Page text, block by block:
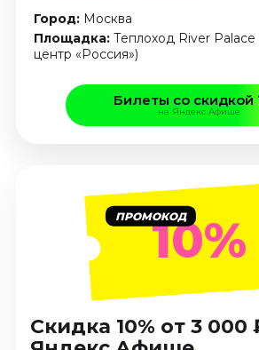
Сентябрь 2026
Октябрь 2026
Ноябрь 2026
Декабрь 2026
Выставки
Октябрь 2026
Декабрь 2026
Январь 2027
Экскурсии
Сентябрь 2026
Октябрь 2026
Город: Москва
Площадка: Теплоход River
центр «Россия»)
Билеты со скидкой
на Яндекс Афише
ПРОМОКОД10%
Скидка 10% от 3 000